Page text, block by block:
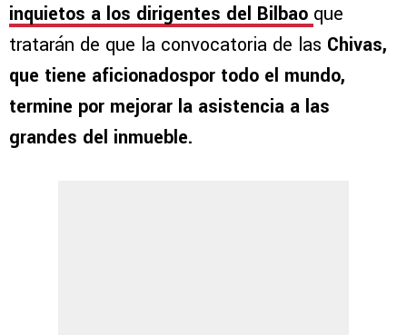
inquietos a los dirigentes del Bilbao que
tratarán de que la convocatoria de las Chivas,
que tiene aficionadospor todo el mundo,
termine por mejorar la asistencia a las
grandes del inmueble.